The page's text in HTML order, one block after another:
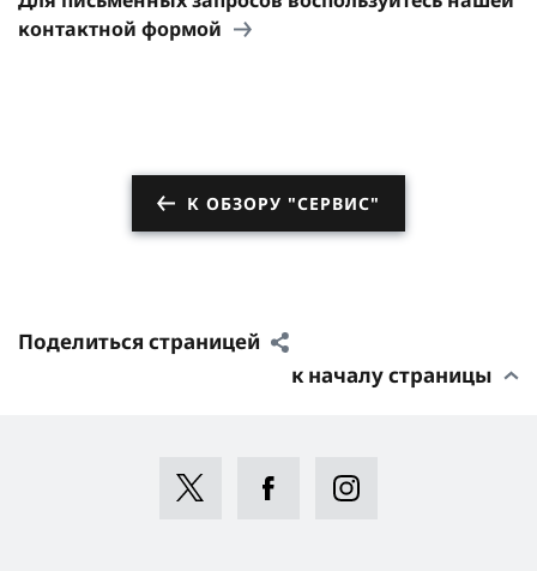
контактной формой
К ОБЗОРУ "СЕРВИС"
Поделиться страницей
к началу страницы